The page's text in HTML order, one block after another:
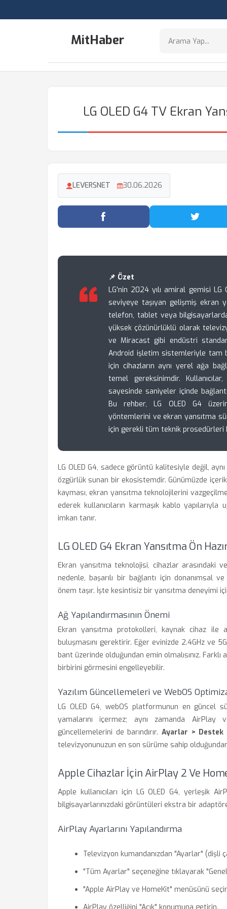
MitHaber
LG OLED G4 TV Ekran
LEVERSNET 30.06.2026
Facebook'ta Paylaş
📌 Özet
LG'nin 2024 yılı amiral gemisi
seviyeye taşıyan gelişmiş ekran
telefon, tablet veya
yüksek çözünürlüklü olarak
ve Miracast gibi endüstri
Android işletim sistemleriyle tam
için cihazların aynı yerel ağa
temel gereksinimdir.
sayesinde saniyeler içinde
Bu rehber, LG OLED G4
yöntemlerini ve ekran yansıtma
için gerekli tüm teknik prosedürleri
LG OLED G4, sadece görüntü kalitesiyle değil,
özgürlük sunan bir ekosistemdir. Günümüzde
kayması, ekran yansıtma teknolojilerini
ederek kullanıcıların karmaşık kablo
imkan tanır.
LG OLED G4 Ekran Yansıtma Ön
Ekran yansıtma teknolojisi, cihazlar arasındaki
nedenle, başarılı bir bağlantı için donanımsal
önem taşır. İşte kesintisiz bir yansıtma deneyimi
Ağ Yapılandırmasının Önemi
Ekran yansıtma protokolleri, kaynak cihaz ile
buluşmasını gerektirir. Eğer evinizde 2.4GHz ve
bant üzerinde olduğundan emin olmalısınız.
birbirini görmesini engelleyebilir.
Yazılım Güncellemeleri ve WebOS
LG OLED G4, webOS platformunun en güncel
yamalarını içermez; aynı zamanda AirPlay
güncellemelerini de barındırır. Ayarlar > Destek
televizyonunuzun en son sürüme sahip
Apple Cihazlar İçin AirPlay 2 Ve
Apple kullanıcıları için LG OLED G4, yerleşik
bilgisayarlarınızdaki görüntüleri ekstra bir
AirPlay Ayarlarını Yapılandırma
Televizyon kumandanızdan "Ayarlar" (dişli
"Tüm Ayarlar" seçeneğine tıklayarak
"Apple AirPlay ve HomeKit" menüsünü